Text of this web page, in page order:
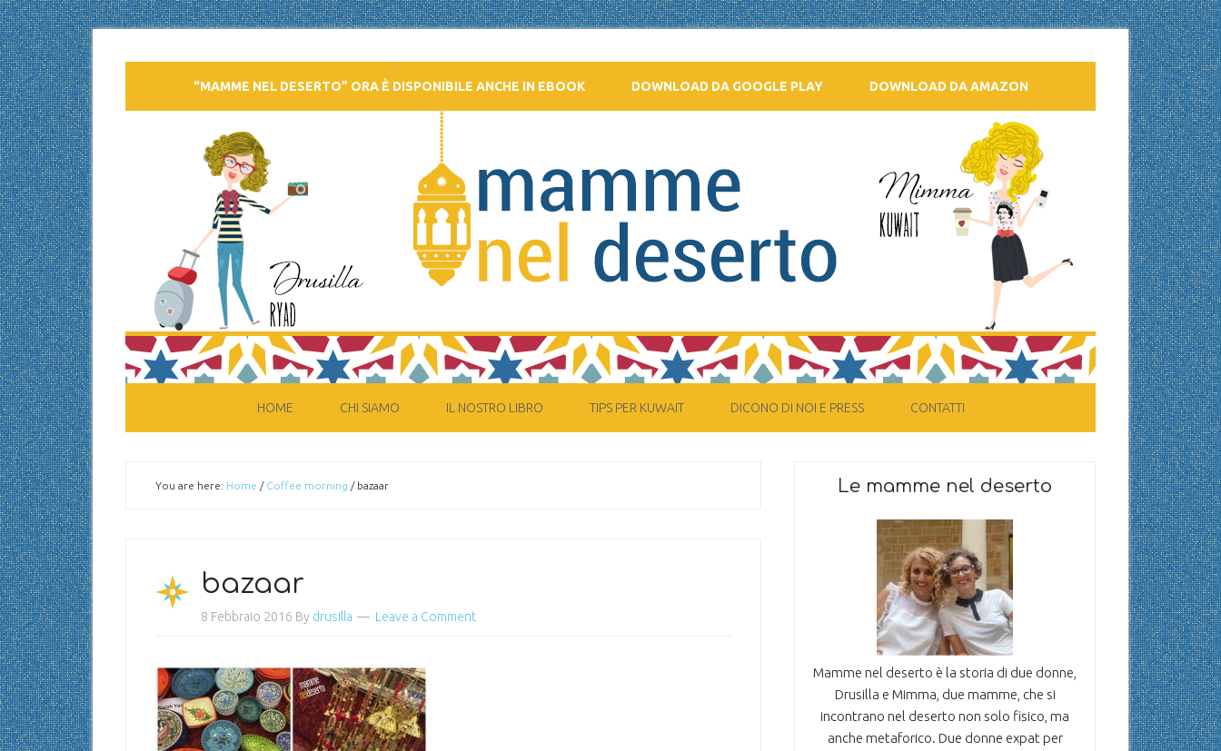
“MAMME NEL DESERTO” ORA È DISPONIBILE ANCHE IN EBOOK DOWNLOAD DA GOOGLE PLAY DOWNLOAD DA AMAZON
HOME CHI SIAMO IL NOSTRO LIBRO TIPS PER KUWAIT DICONO DI NOI E PRESS CONTATTI
You are here: Home / Coffee morning /bazaar
bazaar
8 Febbraio 2016 By drusilla Leave a Comment
Le mamme nel deserto
Mamme nel deserto è la storia di due donne,
Drusilla e Mimma, due mamme, che si
incontrano nel deserto non solo fisico, ma
anche metaforico. Due donne expat per